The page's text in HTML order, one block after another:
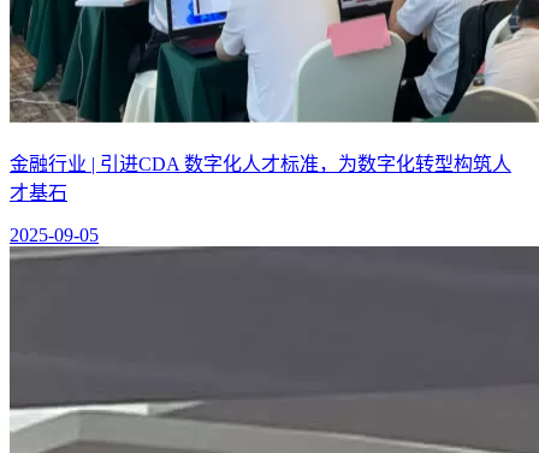
金融行业 | 引进CDA 数字化人才标准，为数字化转型构筑人
才基石
2025-09-05